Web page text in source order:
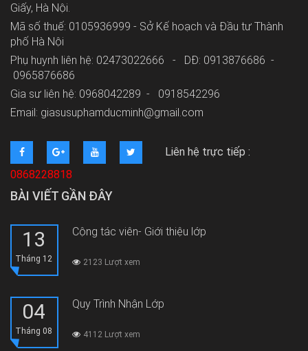
Giấy, Hà Nội.
Mã số thuế: 0105936999 - Sở Kế hoạch và Đầu tư Thành
phố Hà Nội
Phụ huynh liên hệ: 02473022666 - DĐ: 0913876686 -
0965876686
Gia sư liên hệ: 0968042289 - 0918542296
Email: giasusuphamducminh@gmail.com
Liên hệ trực tiếp :
0868228818
BÀI VIẾT GẦN ĐÂY
13
Tháng 12
Cộng tác viên- Giới thiệu lớp
2123 Lượt xem
04
Tháng 08
Quy Trình Nhận Lớp
4112 Lượt xem